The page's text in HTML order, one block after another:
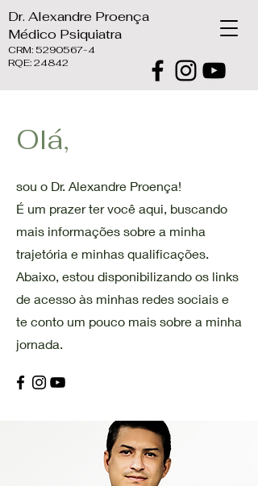
Dr. Alexandre Proença
Médico Psiquiatra
CRM: 5290567-4
RQE: 24842
Olá,
sou o Dr. Alexandre Proença!
​É um prazer ter você aqui, buscando
mais informações sobre a minha
trajetória e minhas qualificações.
Abaixo, estou disponibilizando os links
de acesso às minhas redes sociais e
te conto um pouco mais sobre a minha
jornada.